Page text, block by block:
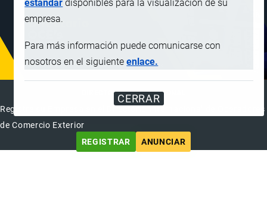
estandar disponibles para la visualización de su
empresa.
Para más información puede comunicarse con
nosotros en el siguienteenlace.
CERRAR
DIRECTORIO INTERNACIONAL
Registre su Empresa en el Directorio Internacional de Operadores
de Comercio Exterior
REGISTRAR
ANUNCIAR